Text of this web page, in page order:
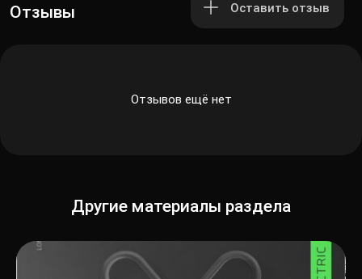
Отзывы Оставить отзыв
Отзывов ещё нет
Другие материалы раздела